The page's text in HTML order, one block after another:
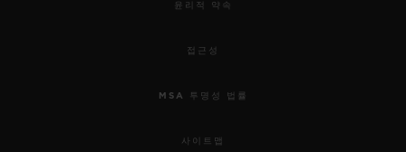
윤리적 약속
접근성
MSA 투명성 법률
사이트맵